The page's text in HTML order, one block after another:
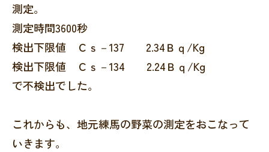
測定。
測定時間3600秒
検出下限値 Ｃｓ－137 2.34Ｂｑ/Kg
検出下限値 Ｃｓ－134 2.24Ｂｑ/Kg
で不検出でした。
これからも、地元練馬の野菜の測定をおこなって
いきます。